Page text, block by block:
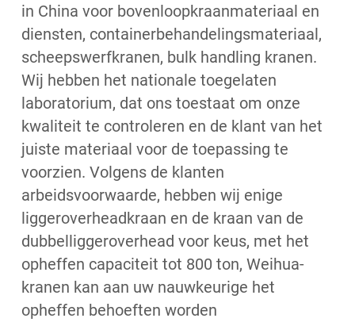
in China voor bovenloopkraanmateriaal en
diensten, containerbehandelingsmateriaal,
scheepswerfkranen, bulk handling kranen.
Wij hebben het nationale toegelaten
laboratorium, dat ons toestaat om onze
kwaliteit te controleren en de klant van het
juiste materiaal voor de toepassing te
voorzien. Volgens de klanten
arbeidsvoorwaarde, hebben wij enige
liggeroverheadkraan en de kraan van de
dubbelliggeroverhead voor keus, met het
opheffen capaciteit tot 800 ton, Weihua-
kranen kan aan uw nauwkeurige het
opheffen behoeften worden